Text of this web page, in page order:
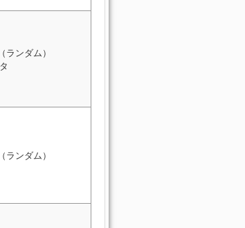
ンダム）
ンダム）